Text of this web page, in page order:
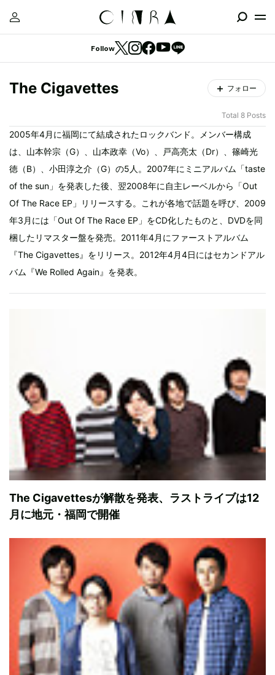
Follow
The Cigavettes フォロー
Total 8 Posts
2005年4月に福岡にて結成されたロックバンド。メンバー構成
は、山本幹宗（G）、山本政幸（Vo）、戸高亮太（Dr）、篠崎光
徳（B）、小田淳之介（G）の5人。2007年にミニアルバム「taste
of the sun」を発表した後、翌2008年に自主レーベルから「Out
Of The Race EP」リリースする。これが各地で話題を呼び、2009
年3月には「Out Of The Race EP」をCD化したものと、DVDを同
梱したリマスター盤を発売。2011年4月にファーストアルバム
『The Cigavettes』をリリース。2012年4月4日にはセカンドアル
バム『We Rolled Again』を発表。
The Cigavettesが解散を発表、ラストライブは12
月に地元・福岡で開催